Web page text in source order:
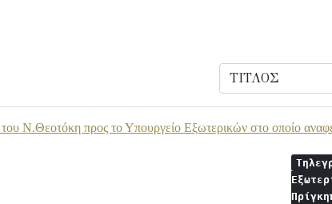
Ν.Θεοτόκη προς το Υπουργείο Εξωτερικών στο οποίο